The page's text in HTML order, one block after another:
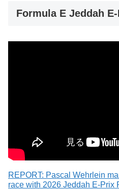
Formula E Jeddah
REPORT: Pascal Wehrlein
race with 2026 Jeddah E-Prix